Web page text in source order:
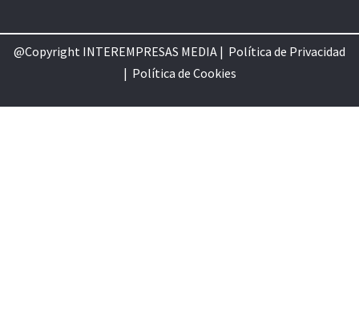
@Copyright INTEREMPRESAS MEDIA | Política de Privacidad
| Política de Cookies